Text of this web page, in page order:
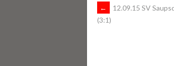
ARTIKEL-
←
12.09.15 SV
(3:1)